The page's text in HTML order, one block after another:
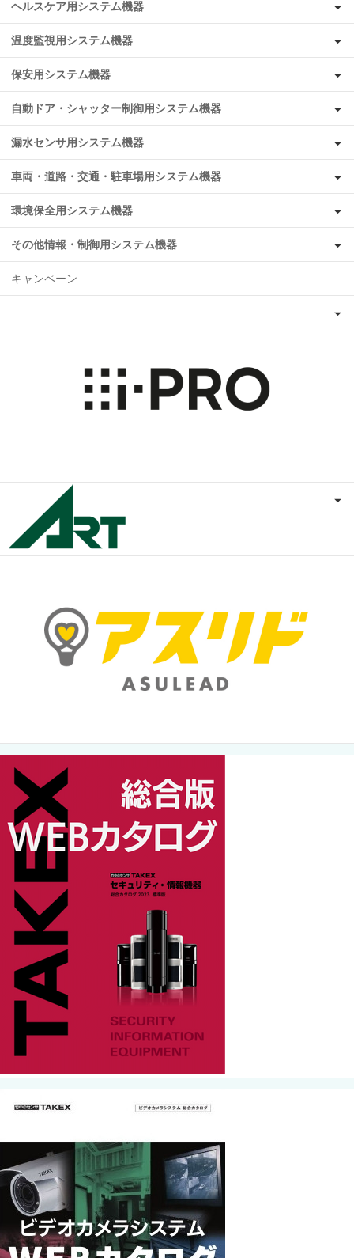
ヘルスケア用システム機器
温度監視用システム機器
保安用システム機器
自動ドア・シャッター制御用システム機器
漏水センサ用システム機器
車両・道路・交通・駐車場用システム機器
環境保全用システム機器
その他情報・制御用システム機器
キャンペーン